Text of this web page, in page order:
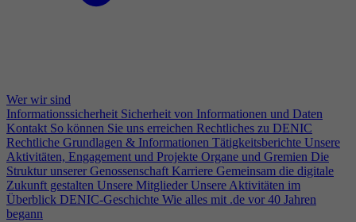
Wer wir sind
Informationssicherheit Sicherheit von Informationen und Daten
Kontakt So können Sie uns erreichen Rechtliches zu DENIC
Rechtliche Grundlagen & Informationen Tätigkeitsberichte Unsere
Aktivitäten, Engagement und Projekte Organe und Gremien Die
Struktur unserer Genossenschaft Karriere Gemeinsam die digitale
Zukunft gestalten Unsere Mitglieder Unsere Aktivitäten im
Überblick DENIC-Geschichte Wie alles mit .de vor 40 Jahren
begann